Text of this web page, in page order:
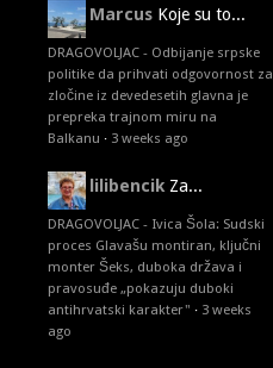
Marcus Koje su to...
DRAGOVOLJAC - Odbijanje srpske
politike da prihvati odgovornost za
zločine iz devedesetih glavna je
prepreka trajnom miru na
Balkanu · 3 weeks ago
lilibencik Za...
DRAGOVOLJAC - Ivica Šola: Sudski
proces Glavašu montiran, ključni
monter Šeks, duboka država i
pravosuđe „pokazuju duboki
antihrvatski karakter" · 3 weeks
ago